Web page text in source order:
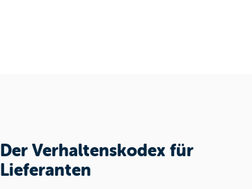
Der Verhaltenskodex für
Lieferanten